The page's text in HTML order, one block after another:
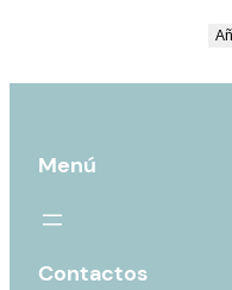
Menú
Contactos